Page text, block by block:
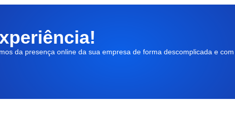
da presença online da sua empresa de forma descomplicada e